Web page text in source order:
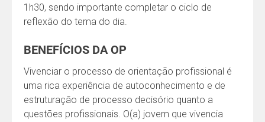
1h30, sendo importante completar o ciclo de
reflexão do tema do dia.
BENEFÍCIOS DA OP
Vivenciar o processo de orientação profissional é
uma rica experiência de autoconhecimento e de
estruturação de processo decisório quanto a
questões profissionais. O(a) jovem que vivencia